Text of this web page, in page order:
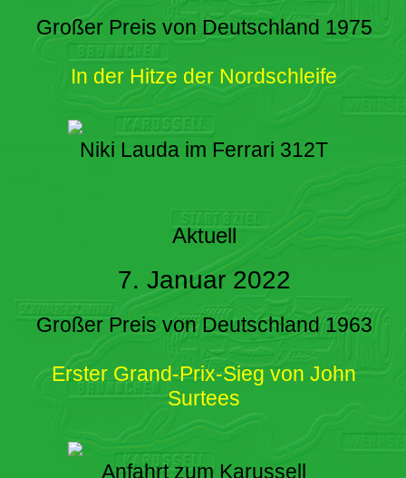
Großer Preis von Deutschland 1975
In der Hitze der Nordschleife
Niki Lauda im Ferrari 312T
Aktuell
7. Januar 2022
Großer Preis von Deutschland 1963
Erster Grand-Prix-Sieg von John
Surtees
Anfahrt zum Karussell